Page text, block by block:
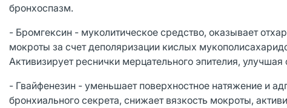
бронхоспазм.
- Бромгексин - муколитическое средство, оказывает
мокроты за счет деполяризации кислых
Активизирует реснички мерцательного эпителия,
- Гвайфенезин - уменьшает поверхностное натяжение и
бронхиального секрета, снижает вязкость мокроты,